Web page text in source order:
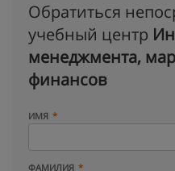
Обратиться
учебный центр
менеджмента,
финансов
ИМЯ
ФАМИЛИЯ